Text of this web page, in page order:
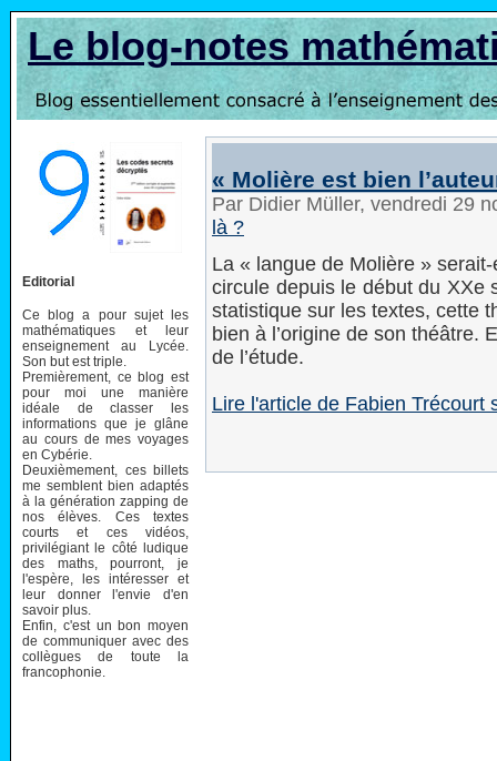
Le blog-notes
Editorial
Ce blog a pour sujet les
mathématiques et leur
enseignement au Lycée.
Son but est triple.
Premièrement, ce blog est
pour moi une manière
idéale de classer les
informations que je glâne
au cours de mes voyages
en Cybérie.
Deuxièmement, ces billets
me semblent bien adaptés
à la génération zapping de
nos élèves. Ces textes
courts et ces vidéos,
privilégiant le côté ludique
des maths, pourront, je
l'espère, les intéresser et
leur donner l'envie d'en
savoir plus.
Enfin, c'est un bon moyen
de communiquer avec des
collègues de toute la
francophonie.
« Molière est bien
Par Didier Müller, vendredi 29
là ?
La « langue de Molière »
circule depuis le début du XXe
statistique sur les textes, cette
bien à l’origine de son théâtre.
de l’étude.
Lire l'article de Fabien Trécourt